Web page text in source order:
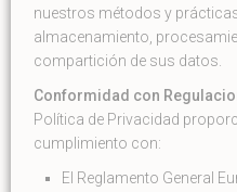
nuestros métodos y
almacenamiento,
compartición de sus datos.
Conformidad con
Política de Privacidad
cumplimiento con:
El Reglamento General